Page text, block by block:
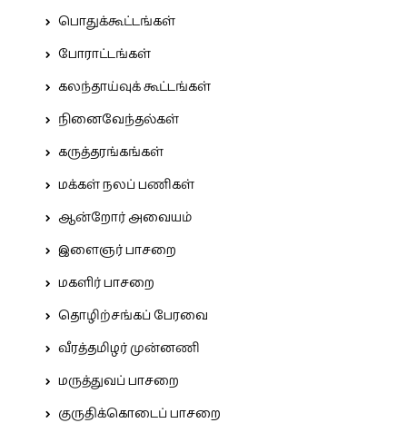
பொதுக்கூட்டங்கள்
போராட்டங்கள்
கலந்தாய்வுக் கூட்டங்கள்
நினைவேந்தல்கள்
கருத்தரங்கங்கள்
மக்கள் நலப் பணிகள்
ஆன்றோர் அவையம்
இளைஞர் பாசறை
மகளிர் பாசறை
தொழிற்சங்கப் பேரவை
வீரத்தமிழர் முன்னணி
மருத்துவப் பாசறை
குருதிக்கொடைப் பாசறை